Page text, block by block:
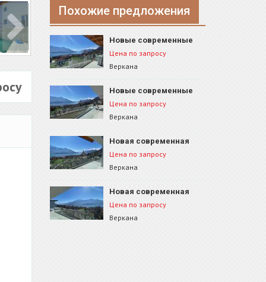
Похожие предложения
Новые современные
апартаменты, Веркана,
Цена по запросу
Веркана
Новые современные
апартаменты, Веркана,
Цена по запросу
Веркана
Новая современная
квартира, Веркана, ID
Цена по запросу
Веркана
Новая современная
квартира, Веркана, ID
Цена по запросу
Веркана